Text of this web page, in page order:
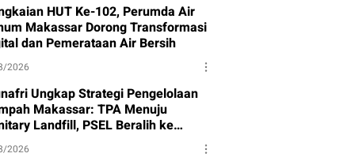
HUT Ke-102, Perumda Air
Makassar Dorong Transformasi
dan Pemerataan Air Bersih
2026
Ungkap Strategi Pengelolaan
Makassar: TPA Menuju
Landfill, PSEL Beralih ke
109
2026